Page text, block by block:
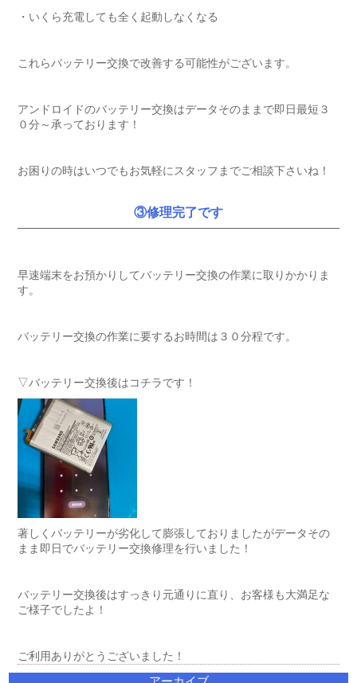
・いくら充電しても全く起動しなくなる
これらバッテリー交換で改善する可能性がございます。
アンドロイドのバッテリー交換はデータそのままで即日最短３
０分～承っております！
お困りの時はいつでもお気軽にスタッフまでご相談下さいね！
③修理完了です
早速端末をお預かりしてバッテリー交換の作業に取りかかりま
す。
バッテリー交換の作業に要するお時間は３０分程です。
▽バッテリー交換後はコチラです！
著しくバッテリーが劣化して膨張しておりましたがデータその
まま即日でバッテリー交換修理を行いました！
バッテリー交換後はすっきり元通りに直り、お客様も大満足な
ご様子でしたよ！
ご利用ありがとうございました！